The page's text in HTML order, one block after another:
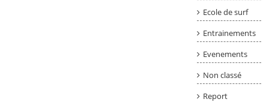
Ecole de surf
Entrainements
Evenements
Non classé
Report